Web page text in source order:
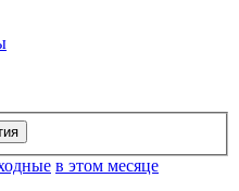
в этом месяце